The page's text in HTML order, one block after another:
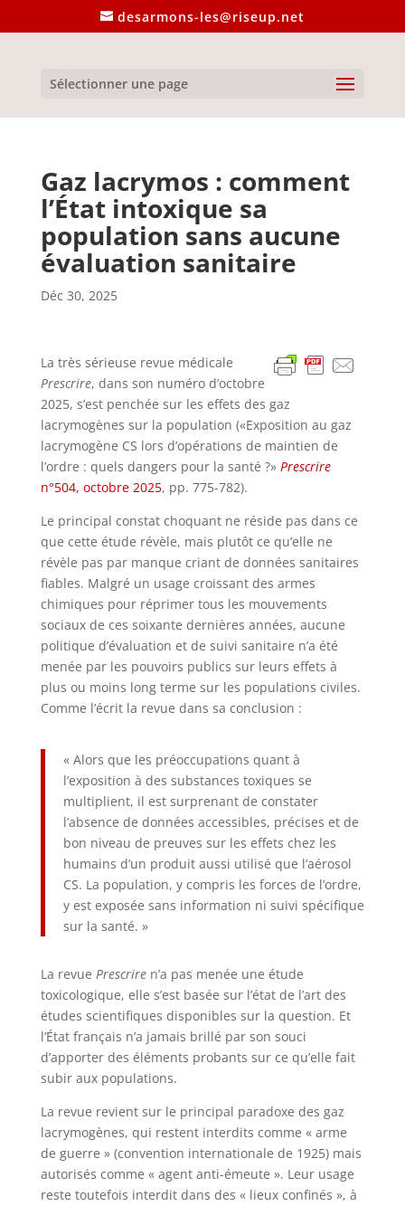
desarmons-les@riseup.net
Sélectionner une page
Gaz lacrymos : comment
l’État intoxique sa
population sans aucune
évaluation sanitaire
Déc 30, 2025
La très sérieuse revue médicale
Prescrire, dans son numéro d’octobre
2025, s’est penchée sur les effets des gaz
lacrymogènes sur la population («Exposition au gaz
lacrymogène CS lors d’opérations de maintien de
l’ordre : quels dangers pour la santé ?» Prescrire
n°504, octobre 2025, pp. 775-782).
Le principal constat choquant ne réside pas dans ce
que cette étude révèle, mais plutôt ce qu’elle ne
révèle pas par manque criant de données sanitaires
fiables. Malgré un usage croissant des armes
chimiques pour réprimer tous les mouvements
sociaux de ces soixante dernières années, aucune
politique d’évaluation et de suivi sanitaire n’a été
menée par les pouvoirs publics sur leurs effets à
plus ou moins long terme sur les populations civiles.
Comme l’écrit la revue dans sa conclusion :
« Alors que les préoccupations quant à
l’exposition à des substances toxiques se
multiplient, il est surprenant de constater
l’absence de données accessibles, précises et de
bon niveau de preuves sur les effets chez les
humains d’un produit aussi utilisé que l’aérosol
CS. La population, y compris les forces de l’ordre,
y est exposée sans information ni suivi spécifique
sur la santé. »
La revue Prescriren’a pas menée une étude
toxicologique, elle s’est basée sur l’état de l’art des
études scientifiques disponibles sur la question. Et
l’État français n’a jamais brillé par son souci
d’apporter des éléments probants sur ce qu’elle fait
subir aux populations.
La revue revient sur le principal paradoxe des gaz
lacrymogènes, qui restent interdits comme « arme
de guerre » (convention internationale de 1925) mais
autorisés comme « agent anti-émeute ». Leur usage
reste toutefois interdit dans des « lieux confinés », à